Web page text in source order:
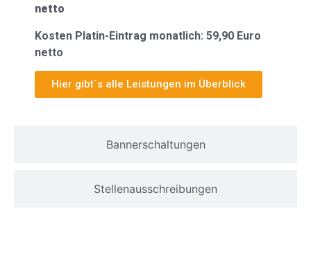
netto
Kosten Platin-Eintrag monatlich: 59,90 Euro
netto
Hier gibt´s alle Leistungen im Überblick
Bannerschaltungen
Stellenausschreibungen